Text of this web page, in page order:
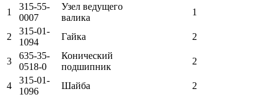
1
315-55-
0007
Узел ведущего
валика
1
2
315-01-
1094
Гайка 2
3
635-35-
0518-0
Конический
подшипник
2
4
315-01-
1096
Шайба 2